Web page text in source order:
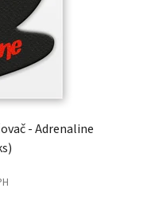
- Adrenaline